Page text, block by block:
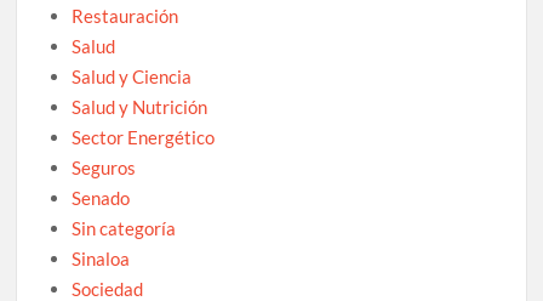
Restauración
Salud
Salud y Ciencia
Salud y Nutrición
Sector Energético
Seguros
Senado
Sin categoría
Sinaloa
Sociedad